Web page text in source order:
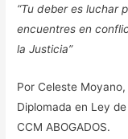
“Tu deber es luchar
encuentres en
la Justicia”
Por Celeste Moyano,
Diplomada en Ley
CCM ABOGADOS.